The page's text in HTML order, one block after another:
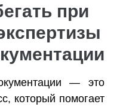
при
— это
который помогает